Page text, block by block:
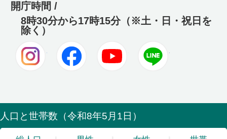
開庁時間 /
8時30分から17時15分（※土・日・祝日を
除く）
Instagram Facebook Youtube